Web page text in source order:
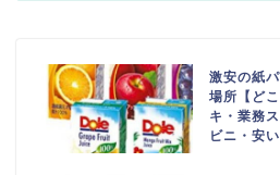
激安の紙
場所【ど
キ・業務
ビニ・安